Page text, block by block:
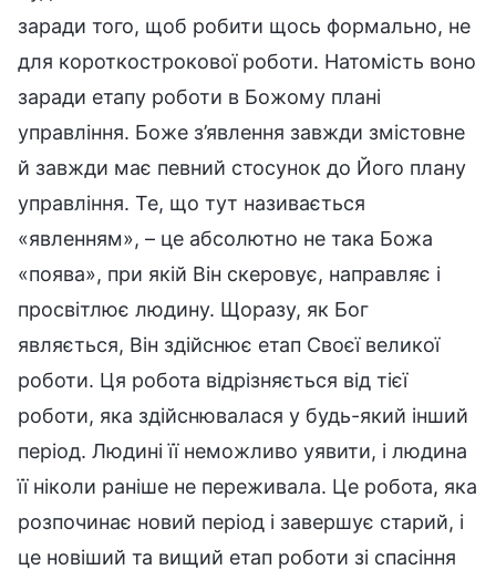
заради того, щоб робити щось формально, не
для короткострокової роботи. Натомість воно
заради етапу роботи в Божому плані
управління. Боже з’явлення завжди змістовне
й завжди має певний стосунок до Його плану
управління. Те, що тут називається
«явленням», – це абсолютно не така Божа
«поява», при якій Він скеровує, направляє і
просвітлює людину. Щоразу, як Бог
являється, Він здійснює етап Своєї великої
роботи. Ця робота відрізняється від тієї
роботи, яка здійснювалася у будь-який інший
період. Людині її неможливо уявити, і людина
її ніколи раніше не переживала. Це робота, яка
розпочинає новий період і завершує старий, і
це новіший та вищий етап роботи зі спасіння